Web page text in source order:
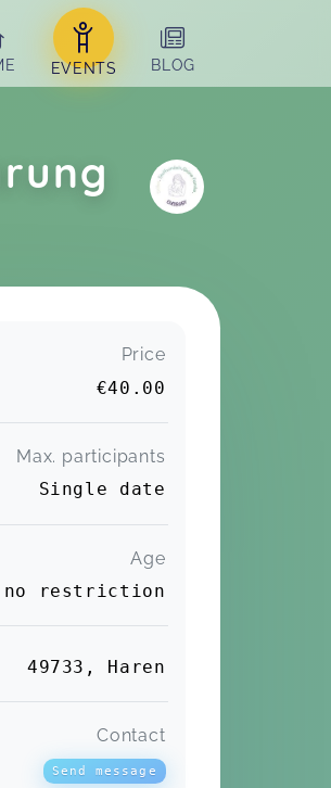
EVENTS BLOG
Price
€40.00
Max. participants
Single date
Age
no restriction
49733, Haren
Contact
Send message